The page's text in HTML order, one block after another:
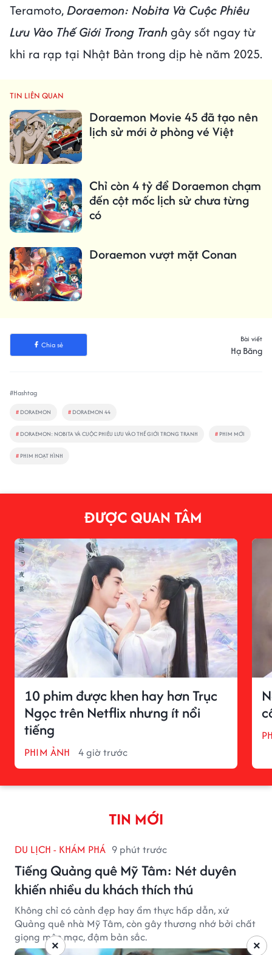
Teramoto,Doraemon: Nobita Và Cuộc Phiêu
Lưu Vào Thế Giới Trong Tranh gây sốt ngay từ
khi ra rạp tại Nhật Bản trong dịp hè năm 2025.
TIN LIÊN QUAN
Doraemon Movie 45 đã tạo nên
lịch sử mới ở phòng vé Việt
Chỉ còn 4 tỷ để Doraemon chạm
đến cột mốc lịch sử chưa từng
có
Doraemon vượt mặt Conan
Chia sẻ
Bài viết
Hạ Băng
#Hashtag
# DORAEMON # DORAEMON 44
# DORAEMON: NOBITA VÀ CUỘC PHIÊU LƯU VÀO THẾ GIỚI TRONG TRANH # PHIM MỚI
# PHIM HOẠT HÌNH
ĐƯỢC QUAN TÂM
10 phim được khen hay hơn Trục
Ngọc trên Netflix nhưng ít nổi
tiếng
PHIM ẢNH 4 giờ trước
TIN MỚI
DU LỊCH - KHÁM PHÁ 9 phút trước
Tiếng Quảng quê Mỹ Tâm: Nét duyên
khiến nhiều du khách thích thú
Không chỉ có cảnh đẹp hay ẩm thực hấp dẫn, xứ
Quảng quê nhà Mỹ Tâm, còn gây thương nhớ bởi chất
giọng mộc mạc, đậm bản sắc.
×
×